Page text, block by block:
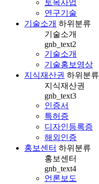
토목사업
연구기술
기술소개 하위분류
기술소개
gnb_text2
기술소개
기술홍보영상
지식재산권 하위분류
지식재산권
gnb_text3
인증서
특허증
디자인등록증
해외인증
홍보센터 하위분류
홍보센터
gnb_text4
언론보도